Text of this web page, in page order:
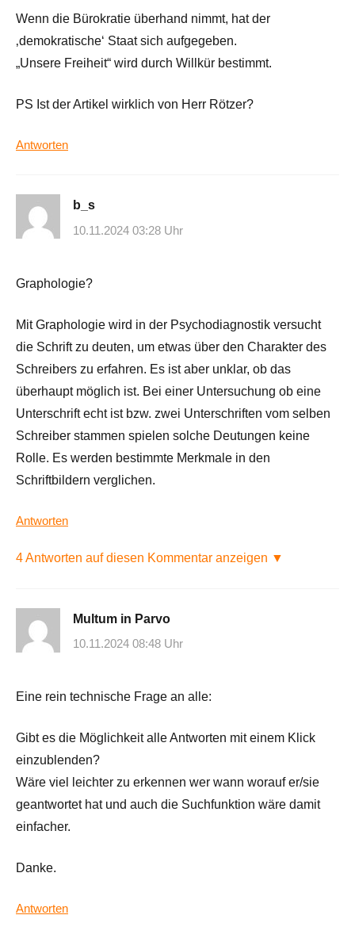
Wenn die Bürokratie überhand nimmt, hat der
‚demokratische‘ Staat sich aufgegeben.
„Unsere Freiheit“ wird durch Willkür bestimmt.
PS Ist der Artikel wirklich von Herr Rötzer?
Antworten
b_s
10.11.2024 03:28 Uhr
Graphologie?
Mit Graphologie wird in der Psychodiagnostik versucht
die Schrift zu deuten, um etwas über den Charakter des
Schreibers zu erfahren. Es ist aber unklar, ob das
überhaupt möglich ist. Bei einer Untersuchung ob eine
Unterschrift echt ist bzw. zwei Unterschriften vom selben
Schreiber stammen spielen solche Deutungen keine
Rolle. Es werden bestimmte Merkmale in den
Schriftbildern verglichen.
Antworten
4 Antworten auf diesen Kommentar anzeigen ▼
Multum in Parvo
10.11.2024 08:48 Uhr
Eine rein technische Frage an alle:
Gibt es die Möglichkeit alle Antworten mit einem Klick
einzublenden?
Wäre viel leichter zu erkennen wer wann worauf er/sie
geantwortet hat und auch die Suchfunktion wäre damit
einfacher.
Danke.
Antworten